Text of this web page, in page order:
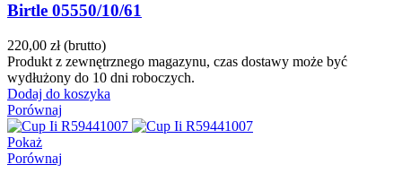
Birtle 05550/10/61
220,00 zł (brutto)
Produkt z zewnętrznego magazynu, czas dostawy może być
wydłużony do 10 dni roboczych.
Dodaj do koszyka
Porównaj
Pokaż
Porównaj